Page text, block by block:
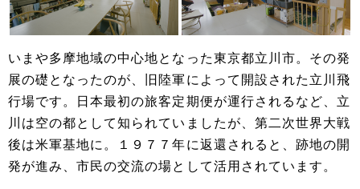
いまや多摩地域の中心地となった東京都立川市。その発
展の礎となったのが、旧陸軍によって開設された立川飛
行場です。日本最初の旅客定期便が運行されるなど、立
川は空の都として知られていましたが、第二次世界大戦
後は米軍基地に。１９７７年に返還されると、跡地の開
発が進み、市民の交流の場として活用されています。